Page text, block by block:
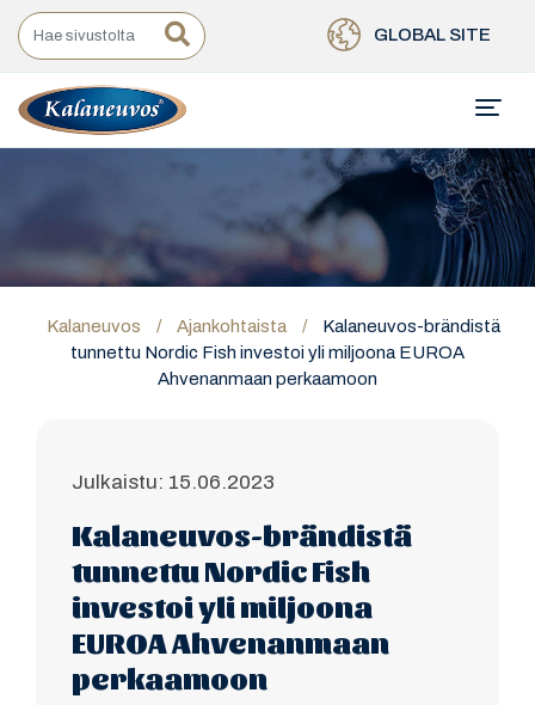
GLOBAL SITE
Kalaneuvos / Ajankohtaista /
Kalaneuvos-brändistä
tunnettu Nordic Fish investoi yli miljoona EUROA
Ahvenanmaan perkaamoon
Julkaistu: 15.06.2023
Kalaneuvos-brändistä
tunnettu Nordic Fish
investoi yli miljoona
EUROA Ahvenanmaan
perkaamoon